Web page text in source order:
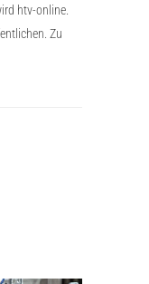
htv-online.
Zu